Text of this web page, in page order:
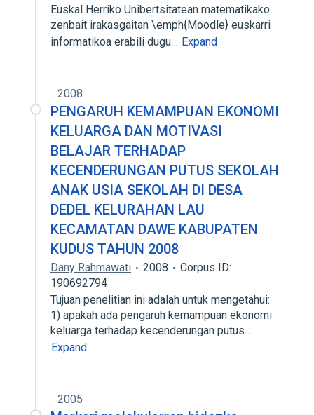
Euskal Herriko Unibertsitatean matematikako
zenbait irakasgaitan \emph{Moodle} euskarri
informatikoa erabili dugu… Expand
2008
PENGARUH KEMAMPUAN EKONOMI
KELUARGA DAN MOTIVASI
BELAJAR TERHADAP
KECENDERUNGAN PUTUS SEKOLAH
ANAK USIA SEKOLAH DI DESA
DEDEL KELURAHAN LAU
KECAMATAN DAWE KABUPATEN
KUDUS TAHUN 2008
Dany Rahmawati 2008
Corpus ID:
190692794
Tujuan penelitian ini adalah untuk mengetahui:
1) apakah ada pengaruh kemampuan ekonomi
keluarga terhadap kecenderungan putus…
Expand
2005